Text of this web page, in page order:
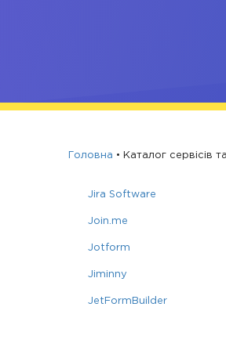
Головна • Каталог сервісів
Jira Software
Join.me
Jotform
Jiminny
JetFormBuilder